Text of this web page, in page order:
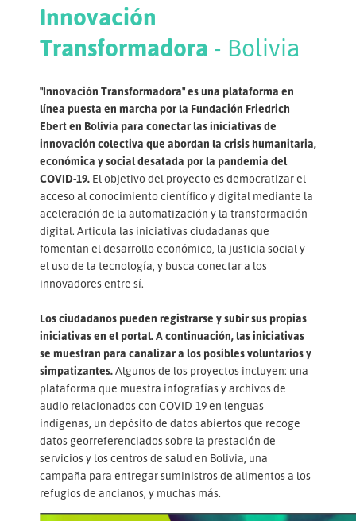
Innovación
Transformadora - Bolivia
"Innovación Transformadora" es una plataforma en
línea puesta en marcha por la Fundación Friedrich
Ebert en Bolivia para conectar las iniciativas de
innovación colectiva que abordan la crisis humanitaria,
económica y social desatada por la pandemia del
COVID-19. El objetivo del proyecto es democratizar el
acceso al conocimiento científico y digital mediante la
aceleración de la automatización y la transformación
digital. Articula las iniciativas ciudadanas que
fomentan el desarrollo económico, la justicia social y
el uso de la tecnología, y busca conectar a los
innovadores entre sí.
Los ciudadanos pueden registrarse y subir sus propias
iniciativas en el portal. A continuación, las iniciativas
se muestran para canalizar a los posibles voluntarios y
simpatizantes.Algunos de los proyectos incluyen: una
plataforma que muestra infografías y archivos de
audio relacionados con COVID-19 en lenguas
indígenas, un depósito de datos abiertos que recoge
datos georreferenciados sobre la prestación de
servicios y los centros de salud en Bolivia, una
campaña para entregar suministros de alimentos a los
refugios de ancianos, y muchas más.